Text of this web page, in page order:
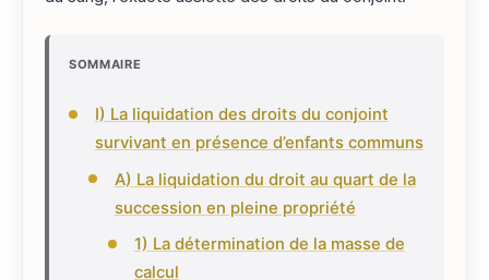
SOMMAIRE
I) La liquidation des droits du conjoint
survivant en présence d’enfants communs
A) La liquidation du droit au quart de la
succession en pleine propriété
1) La détermination de la masse de
calcul